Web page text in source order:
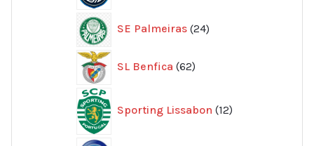
SE Palmeiras 24
produkter
SL Benfica 62
produkter
Sporting Lissabon 12produkter